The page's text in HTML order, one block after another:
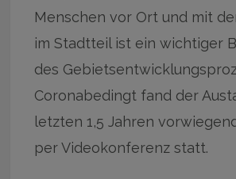
Menschen vor Ort und mit
im Stadtteil ist ein wichtiger
des
Coronabedingt fand der
letzten 1,5 Jahren
per Videokonferenz statt.